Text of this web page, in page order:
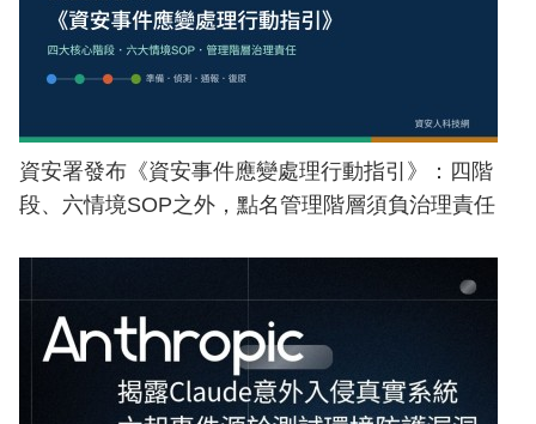
資安署發布《資安事件應變處理行動指引》：四階
段、六情境SOP之外，點名管理階層須負治理責任